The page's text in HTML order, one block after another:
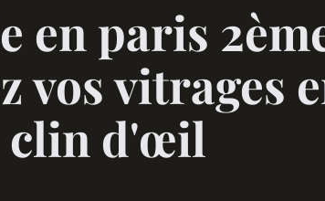
en paris
vos vitrages
clin d'œil